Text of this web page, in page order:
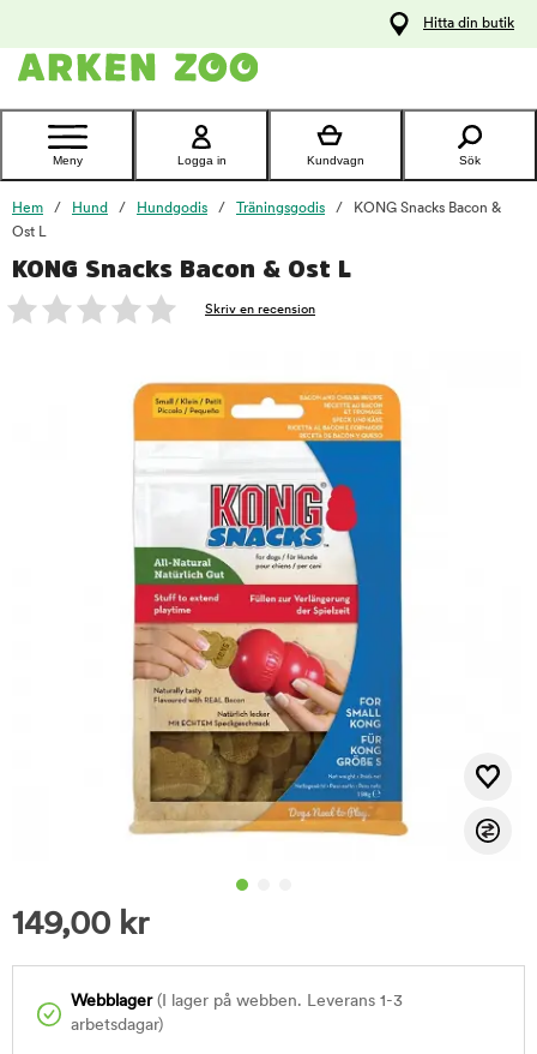
Kontakta
Hitta din butik
Meny Logga in Kundvagn Sök
Hem Hund Hundgodis Träningsgodis
KONG Snacks Bacon &
Ost L
KONG Snacks Bacon & Ost L
Skriv en recension
149,00 kr
Webblager(I lager på webben. Leverans 1-3
arbetsdagar)
foo